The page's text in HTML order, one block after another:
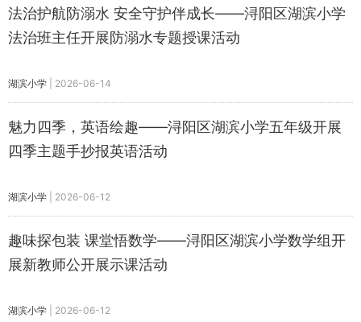
法治护航防溺水 安全守护伴成长——浔阳区湖滨小学
法治班主任开展防溺水专题授课活动
湖滨小学 2026-06-14
魅力四季，英语绘趣——浔阳区湖滨小学五年级开展
四季主题手抄报英语活动
湖滨小学 2026-06-12
趣味探包装 课堂悟数学——浔阳区湖滨小学数学组开
展新教师公开展示课活动
湖滨小学 2026-06-12